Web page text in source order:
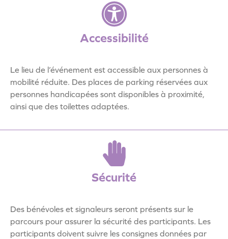
Accessibilité
Le lieu de l’événement est accessible aux personnes à
mobilité réduite. Des places de parking réservées aux
personnes handicapées sont disponibles à proximité,
ainsi que des toilettes adaptées.
Sécurité
Des bénévoles et signaleurs seront présents sur le
parcours pour assurer la sécurité des participants. Les
participants doivent suivre les consignes données par